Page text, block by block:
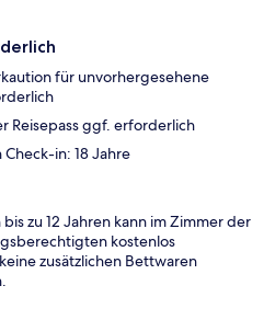
für unvorhergesehene
Reisepass ggf. erforderlich
in: 18 Jahre
zu 12 Jahren kann im Zimmer der
kostenlos
zusätzlichen Bettwaren